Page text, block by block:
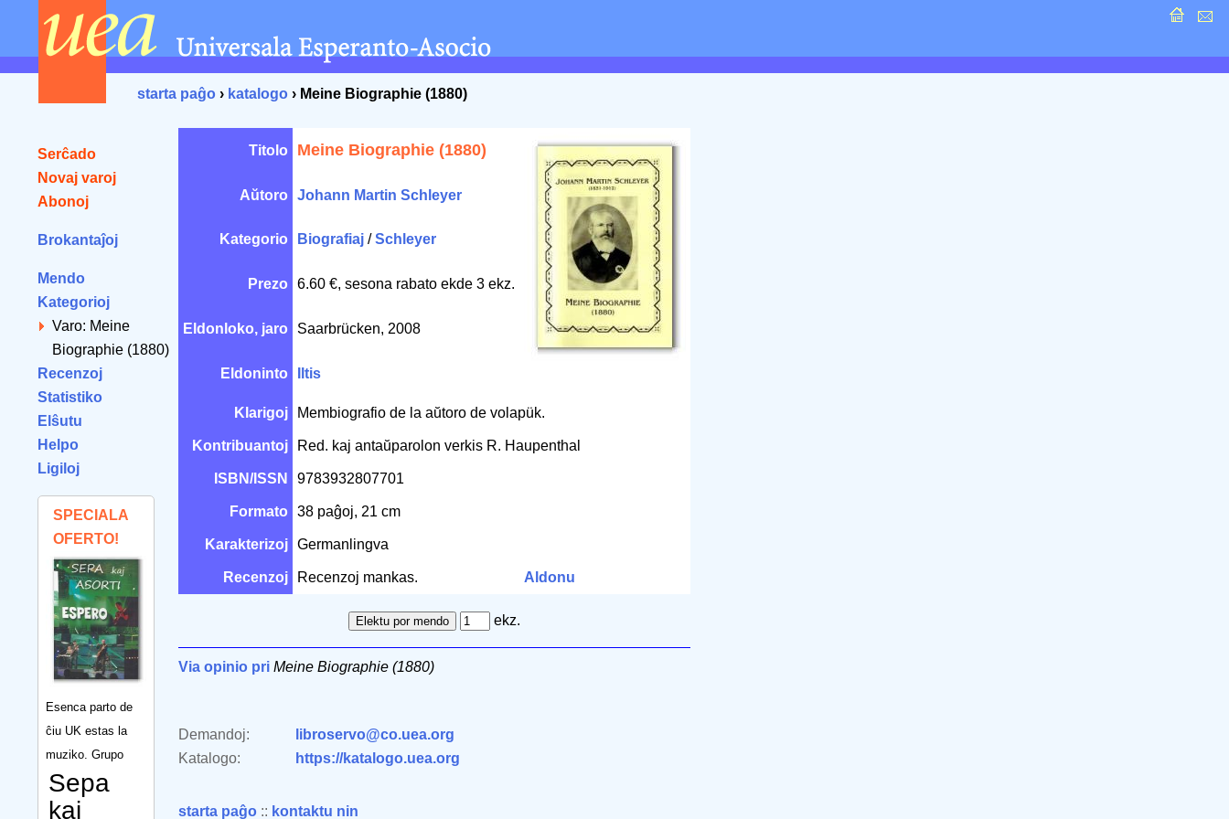
starta paĝo › katalogo › Meine Biographie (1880)
Serĉado
Novaj varoj
Abonoj
Brokantaĵoj
Mendo
Kategorioj
Varo: Meine
Biographie (1880)
Recenzoj
Statistiko
Elŝutu
Helpo
Ligiloj
SPECIALA
OFERTO!
Esenca parto de
ĉiu UK estas la
muziko. Grupo
Sepa
kaj
Titolo Meine Biographie (1880)
Aŭtoro Johann Martin Schleyer
Kategorio Biografiaj /Schleyer
Prezo 6.60 €, sesona rabato ekde 3 ekz.
Eldonloko, jaro Saarbrücken, 2008
Eldoninto Iltis
Klarigoj Membiografio de la aŭtoro de volapük.
Kontribuantoj Red. kaj antaŭparolon verkis R. Haupenthal
ISBN/ISSN 9783932807701
Formato 38 paĝoj, 21 cm
Karakterizoj Germanlingva
Recenzoj Recenzoj mankas. Aldonu
ekz.
Via opinio pri Meine Biographie (1880)
Demandoj:
libroservo@co.uea.org
Katalogo:
https://katalogo.uea.org
starta paĝo :: kontaktu nin